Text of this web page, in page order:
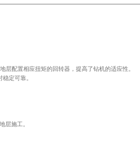
配置相应扭矩的回转器，提高了钻机的适应性。
定可靠。
层施工。